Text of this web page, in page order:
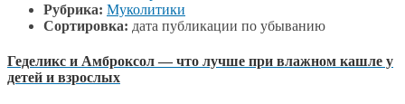
Рубрика: Муколитики
Сортировка: дата публикации по убыванию
Геделикс и Амброксол — что лучше при влажном кашле у
детей и взрослых